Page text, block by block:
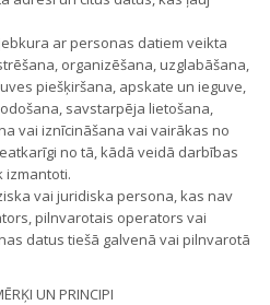
ar personas datiem veikta
organizēšana, uzglabāšana,
piešķiršana, apskate un ieguve,
savstarpēja lietošana,
vai iznīcināšana vai vairākas no
no tā, kādā veidā darbības
izmantoti.
vai juridiska persona, kas nav
pilnvarotais operators vai
datus tiešā galvenā vai pilnvarotā
UN PRINCIPI